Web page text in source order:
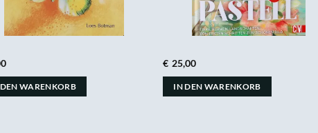
WARENKORB
€ 25,00
IN DEN WARENKORB